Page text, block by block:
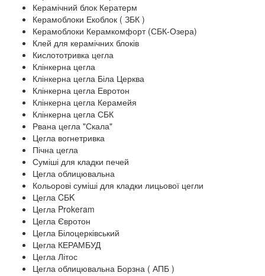
Керамічний блок Кератерм
Керамоблоки Екоблок ( ЗБК )
Керамоблоки Керамкомфорт (СБК-Озера)
Клей для керамічних блоків
Кислототривка цегла
Клінкерна цегла
Клінкерна цегла Біла Церква
Клінкерна цегла Евротон
Клінкерна цегла Керамейя
Клінкерна цегла СБК
Рвана цегла "Скала"
Цегла вогнетривка
Пічна цегла
Суміші для кладки печей
Цегла облицювальна
Кольорові суміші для кладки лицьової цегли
Цегла CБK
Цегла Prokeram
Цегла Євротон
Цегла Білоцерківський
Цегла КЕРАМБУД
Цегла Літос
Цегла облицювальна Борзна ( АПБ )